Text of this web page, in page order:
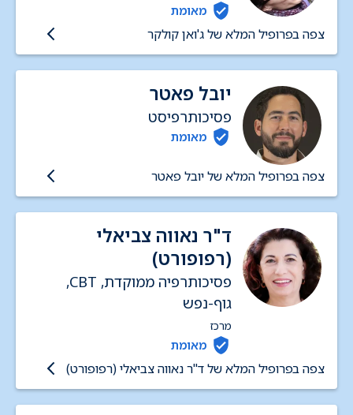
מאומת
צפה בפרופיל המלא של ג'ואן קולקר
יובל פאטר
פסיכותרפיסט
מאומת
צפה בפרופיל המלא של יובל פאטר
ד"ר נאווה צביאלי
(רפופורט)
פסיכותרפיה ממוקדת, CBT,
גוף-נפש
מרכז
מאומת
צפה בפרופיל המלא של ד"ר נאווה צביאלי (רפופורט)